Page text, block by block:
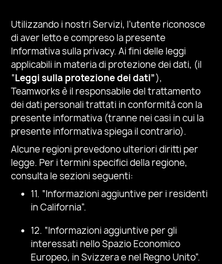
Utilizzando i nostri Servizi, l’utente riconosce
di aver letto e compreso la presente
Informativa sulla privacy. Ai fini delle leggi
applicabili in materia di protezione dei dati, (il
“Leggi sulla protezione dei dati”),
Teamworks è il responsabile del trattamento
dei dati personali trattati in conformità con la
presente informativa (tranne nei casi in cui la
presente informativa spiega il contrario).
Alcune regioni prevedono ulteriori diritti per
legge. Per i termini specifici della regione,
consulta le sezioni seguenti:
11. “Informazioni aggiuntive per i residenti
in California”.
12. “Informazioni aggiuntive per gli
interessati nello Spazio Economico
Europeo, in Svizzera e nel Regno Unito”.